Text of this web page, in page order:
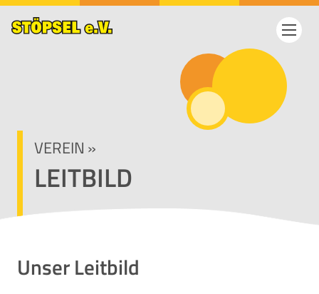
VEREIN »
LEITBILD
Unser Leitbild